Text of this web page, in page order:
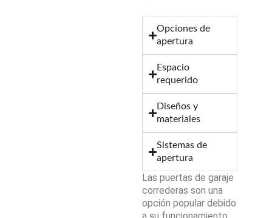
Opciones de
apertura
Espacio
requerido
Diseños y
materiales
Sistemas de
apertura
Las puertas de garaje
correderas son una
opción popular debido